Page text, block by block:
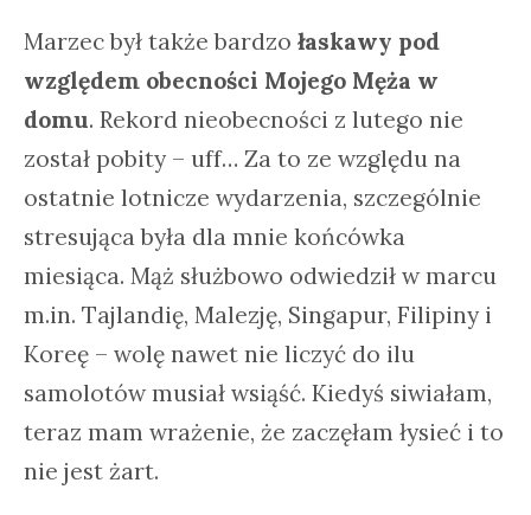
Marzec był także bardzo łaskawy pod
względem obecności Mojego Męża w
domu. Rekord nieobecności z lutego nie
został pobity – uff… Za to ze względu na
ostatnie lotnicze wydarzenia, szczególnie
stresująca była dla mnie końcówka
miesiąca. Mąż służbowo odwiedził w marcu
m.in. Tajlandię, Malezję, Singapur, Filipiny i
Koreę – wolę nawet nie liczyć do ilu
samolotów musiał wsiąść. Kiedyś siwiałam,
teraz mam wrażenie, że zaczęłam łysieć i to
nie jest żart.